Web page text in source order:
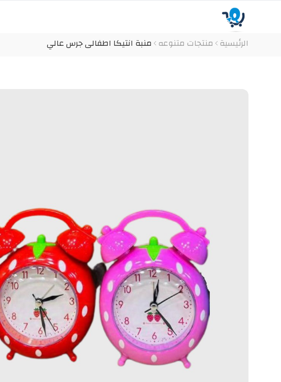
الرئيسية منتجات متنوعه منبة انتيكا اطفالى جرس عالي